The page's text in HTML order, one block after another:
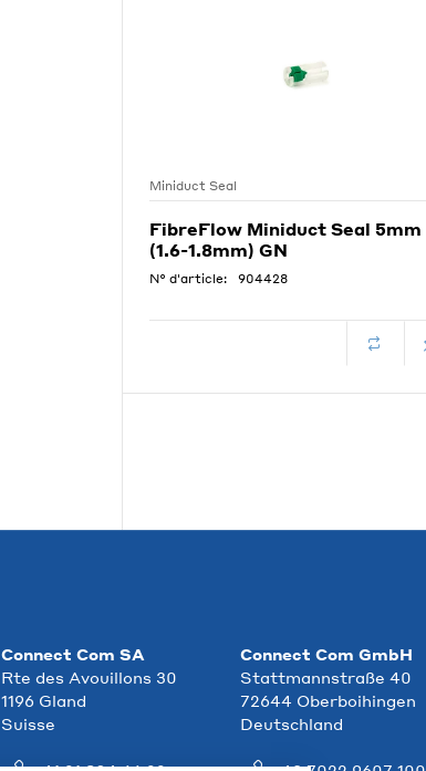
Miniduct Seal
FibreFlow Miniduct Seal 5mm
(1.6-1.8mm) GN
N° d'article: 904428
Connect Com SA
Rte des Avouillons 30
1196 Gland
Suisse
Connect Com GmbH
Stattmannstraße 40
72644 Oberboihingen
Deutschland